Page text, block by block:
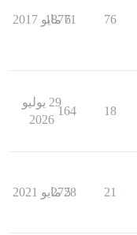
76
18771
6 مايو 2017
18
164
29 يوليو
2026
21
2728
5 مايو 2021